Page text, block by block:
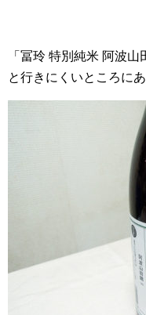
「冨玲 特別純米 阿波
と行きにくいところに